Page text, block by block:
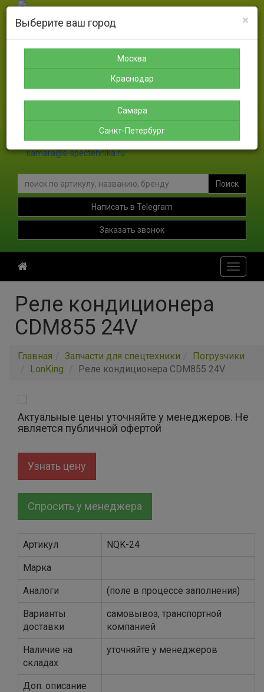
Москва
Санкт-
Петербург
366-07-
sales@s-spectehnika.ru
krasnodar@s-spectehnika.ru
samara@s-spectehnika.ru
Поиск
Написать в Telegram
Заказать звонок
Toggle
Реле кондиционера
CDM855 24V
Главная Запчасти для спецтехники
Погрузчики
LonKing
Реле кондиционера CDM855 24V
Актуальные цены уточняйте у менеджеров. Не
является публичной офертой
Узнать цену
Спросить у менеджера
Артикул NQK-24
Марка
Аналоги (поле в процессе заполнения)
Варианты
доставки
самовывоз, транспортной
компанией
Наличие на
складах
уточняйте у менеджеров
Доп. описание
×
Выберите ваш город
Москва
Краснодар
Самара
Санкт-Петербург